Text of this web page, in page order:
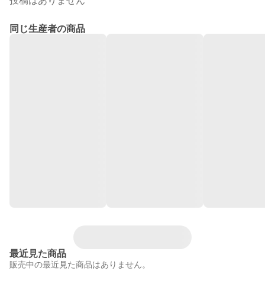
同じ生産者の商品
最近見た商品
販売中の最近見た商品はありません。